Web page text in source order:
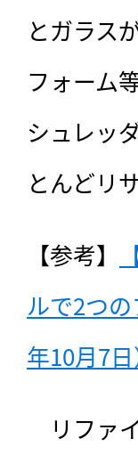
とガラス
フォーム
シュレッ
とんどリ
【参考】
ルで2つ
年10月7日
リファ